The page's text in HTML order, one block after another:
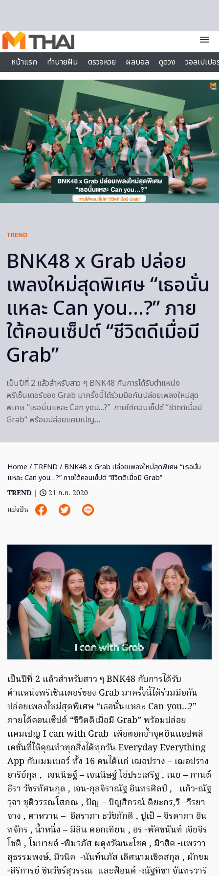
menu
หน้าแรก
ทำนายฝัน ตรวจหวย ผลบอล ดูดวง
วอลเปเป
ไลฟ์สไตล์
TREND
BNK48 x Grab ปล่อย
เพลงใหม่สุดพิเศษ “เธอนั่น
แหละ Can you…?” ภาย
ใต้คอนเซ็ปต์ “ชีวิตดีเมื่อมี
Grab”
เป็นปีที่ 2 แล้วสำหรับสาว ๆ BNK48 กับการได้รับตำแหน่ง
พรีเซ็นเตอร์ของ Grab มาครั้งนี้ได้ร่วมมือกันปล่อยเพลงใหม่สุด
พิเศษ “เธอนั่นแหละ Can you…?” ภายใต้คอนเซ็ปต์ “ชีวิตดีเมื่อมี
Grab” พร้อมปล่อยแคมเปญ…
Home / TREND / BNK48 x Grab ปล่อยเพลงใหม่สุดพิเศษ “เธอนั่น
แหละ Can you…?” ภายใต้คอนเซ็ปต์ “ชีวิตดีเมื่อมี Grab”
TREND |
21 ก.ย. 2020
แบ่งปัน
เป็นปีที่ 2 แล้วสำหรับสาว ๆ BNK48 กับการได้รับ
ตำแหน่งพรีเซ็นเตอร์ของ Grab มาครั้งนี้ได้ร่วมมือกัน
ปล่อยเพลงใหม่สุดพิเศษ “เธอนั่นแหละ Can you…?”
ภายใต้คอนเซ็ปต์ “ชีวิตดีเมื่อมี Grab” พร้อมปล่อย
แคมเปญ I can with Grab เพื่อตอกย้ำจุดยืนแอปพลิ
เคชั่นที่ให้คุณทำทุกสิ่งได้ทุกวัน Everyday Everything
App กับเมมเบอร์ ทั้ง 16 คนได้แก่ เฌอปราง – เฌอปราง
อารีย์กุล , เจนนิษฐ์ – เจนนิษฐ์ โอ่ประเสริฐ , เนย – กานต์
ธีรา วัชรทัศนกุล , เจน-กุลจิราณัฐ อินทรศิลป์ , แก้ว-ณัฐ
รุจา ชุติวรรณโสภณ , ปัญ – ปัญสิกรณ์ ติยะกร,วี –วีรยา
จาง , ตาหวาน – อิสราภา ธวัชภักดี , ปูเป้ – จิรดาภา อิน
ทจักร , น้ำหนึ่ง – มิลิน ดอกเทียน , อร -พัศชนันท์ เจียจิร
โชติ , โมบายล์ -พิมรภัส ผดุงวัฒนะโชค , มิวสิค -แพรวา
สุธรรมพงษ์, มิวนิค -นันท์นภัส เลิศนามเชิดสกุล , ผักขม
-สิริการย์ ชินวัชร์สุวรรณ และฟ้อนด์ -ณัฐทิชา จันทรวารี